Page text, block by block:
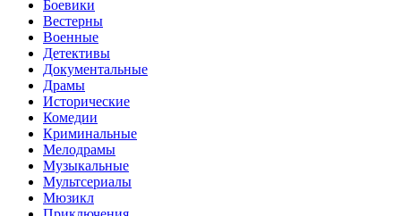
Боевики
Вестерны
Военные
Детективы
Документальные
Драмы
Исторические
Комедии
Криминальные
Мелодрамы
Музыкальные
Мультсериалы
Мюзикл